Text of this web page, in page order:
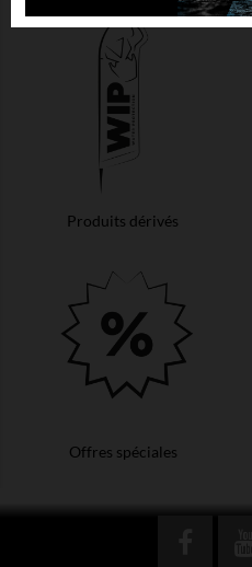
Produits dérivés
Offres spéciales